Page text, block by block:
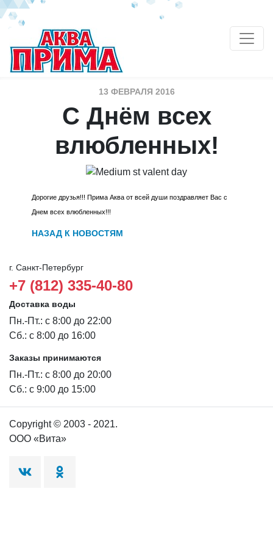
13 ФЕВРАЛЯ 2016
С Днём всех
влюбленных!
Дорогие друзья!!! Прима Акваот всей души поздравляет Вас с
Днем всех влюбленных!!!
НАЗАД К НОВОСТЯМ
г. Санкт-Петербург
+7 (812) 335-40-80
Доставка воды
Пн.-Пт.: с 8:00 до 22:00
Сб.: с 8:00 до 16:00
Заказы принимаются
Пн.-Пт.: с 8:00 до 20:00
Сб.: с 9:00 до 15:00
Copyright © 2003 - 2021.
ООО «Вита»